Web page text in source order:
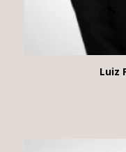
Luiz